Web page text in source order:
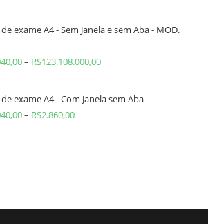
exame A4 - Sem Janela e sem Aba - MOD.
– R$123.108.000,00
exame A4 - Com Janela sem Aba
– R$2.860,00